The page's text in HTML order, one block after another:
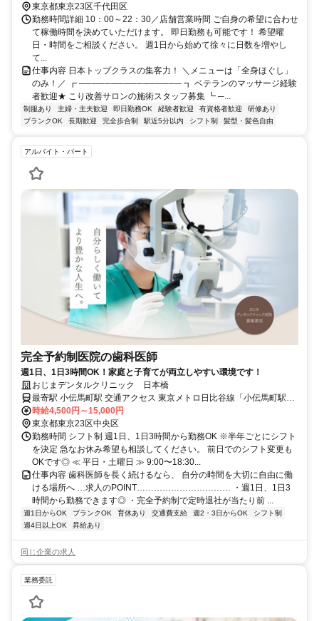
東京都東京23区千代田区
勤務時間詳細 10：00～22：30／店舗営業時間 ご自身の希望に合わせ
て稼働時間を決めていただけます。 即日勤務も可能です！ 希望曜
日・時間をご相談ください。 週1日から始めて徐々に日数を増やし
て...
仕事内容 日本トップクラスの集客力！ ＼メニューは「全身ほぐし」
のみ！／ ┏ ──────────────── ┓ ベテランのマッサージ経験
者歓迎★ こり改善サロンの施術スタッフ募集 ┗ ─...
制服あり 主婦・主夫歓迎 即日勤務OK 経験者歓迎 有資格者歓迎
研修あり
ブランクOK
長期歓迎 完全歩合制 駅近5分以内 シフト制 髪型・髪色自由
アルバイト・パート
完全予約制医院の歯科医師
週1日、1日3時間OK！家庭と子育てが両立しやすい環境です！
おじまデンタルクリニック 日本橋
最寄駅 小伝馬町駅 交通アクセス 東京メトロ日比谷線「小伝馬町駅」
より徒歩1分
時給4,500円～15,000円
東京都東京23区中央区
勤務時間 シフト制 週1日、1日3時間から勤務OK ※半年ごとにシフト
を決定 急なお休み希望も相談してください。 前日でのシフト変更も
OKです◎ ≪ 平日・土曜日 ≫ 9:00〜18:30...
仕事内容 歯科医師を長く続けるなら、 自分の時間を大切に自由に働
ける場所へ …求人のPOINT…………………………… ・週1日、1日3
時間から勤務できます◎ ・完全予約制で定時退社が当たり前 ...
週1日からOK ブランクOK 育休あり 交通費支給 週2・3日からOK
シフト制
週4日以上OK
昇給あり
同じ企業の求人
業務委託